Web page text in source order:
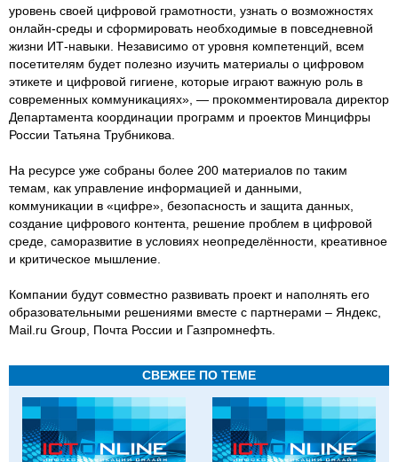
уровень своей цифровой грамотности, узнать о возможностях
онлайн-среды и сформировать необходимые в повседневной
жизни ИТ-навыки. Независимо от уровня компетенций, всем
посетителям будет полезно изучить материалы о цифровом
этикете и цифровой гигиене, которые играют важную роль в
современных коммуникациях», — прокомментировала директор
Департамента координации программ и проектов Минцифры
России Татьяна Трубникова.
На ресурсе уже собраны более 200 материалов по таким
темам, как управление информацией и данными,
коммуникации в «цифре», безопасность и защита данных,
создание цифрового контента, решение проблем в цифровой
среде, саморазвитие в условиях неопределённости, креативное
и критическое мышление.
Компании будут совместно развивать проект и наполнять его
образовательными решениями вместе с партнерами – Яндекс,
Mail.ru Group, Почта России и Газпромнефть.
СВЕЖЕЕ ПО ТЕМЕ